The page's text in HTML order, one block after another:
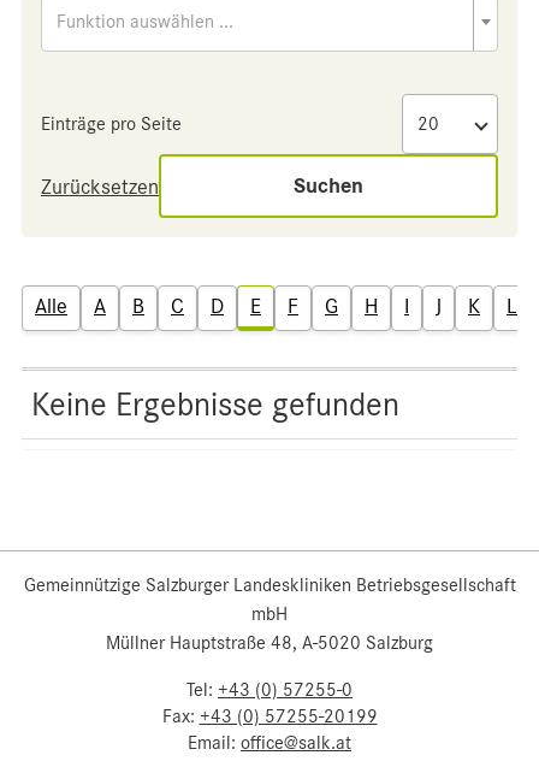
Funktion auswählen ...
Einträge pro Seite
Zurücksetzen Suchen
Alle A B C D E F G H I J K L
Keine Ergebnisse gefunden
Gemeinnützige Salzburger Landeskliniken Betriebsgesellschaft
mbH
Müllner Hauptstraße 48, A-5020 Salzburg
Tel: +43 (0) 57255-0
Fax: +43 (0) 57255-20199
Email: office@salk.at